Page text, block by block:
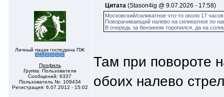
Личный пацак господина ПЖ
Профиль
Группа: Пользователи
Сообщений: 6337
Пользователь №: 109434
Регистрация: 6.07.2012 - 15:02
Цитата (Stason4ig @ 9.07.2026 - 17:58)
Московский/силикатное что-то около 17
Поворачивающий налево на силикатное по
В очередь за бензином торопился, да на
Там при повороте
обоих налево